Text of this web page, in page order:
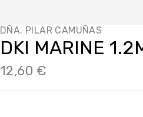
DÑA. PILAR CAMUÑAS
DKI MARINE
12,60 €